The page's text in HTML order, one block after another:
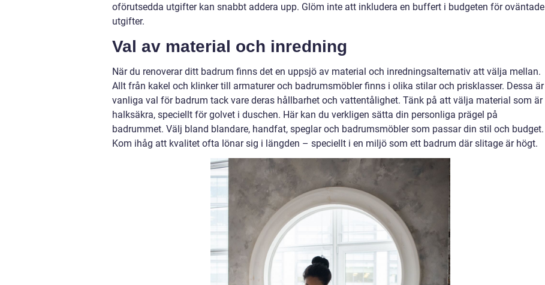
oförutsedda utgifter kan snabbt addera upp. Glöm inte att inkludera en buffert i budgeten för oväntade
utgifter.
Val av material och inredning
När du renoverar ditt badrum finns det en uppsjö av material och inredningsalternativ att välja mellan.
Allt från kakel och klinker till armaturer och badrumsmöbler finns i olika stilar och prisklasser. Dessa är
vanliga val för badrum tack vare deras hållbarhet och vattentålighet. Tänk på att välja material som är
halksäkra, speciellt för golvet i duschen. Här kan du verkligen sätta din personliga prägel på
badrummet. Välj bland blandare, handfat, speglar och badrumsmöbler som passar din stil och budget.
Kom ihåg att kvalitet ofta lönar sig i längden – speciellt i en miljö som ett badrum där slitage är högt.